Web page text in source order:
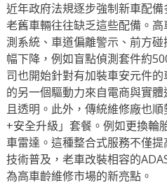
近年政府法規逐步強制新車配
老舊車輛往往缺乏這些配備。
測系統、車道偏離警示、前方
幅下降，例如盲點偵測套件約
司也開始針對有加裝車安元件
的另一個驅動力來自電商與實
且透明。此外，傳統維修廠也
+安全升級」套餐。例如更換輪
車雷達。這種整合式服務不僅
技術普及，老車改裝相容的
為高車齡維修市場的新亮點。